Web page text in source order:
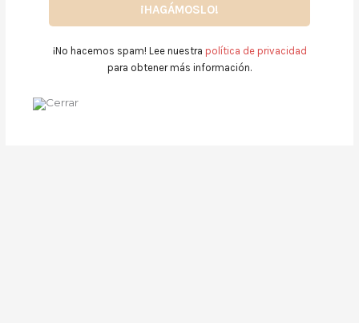
¡No hacemos spam! Lee nuestra política de privacidad
para obtener más información.